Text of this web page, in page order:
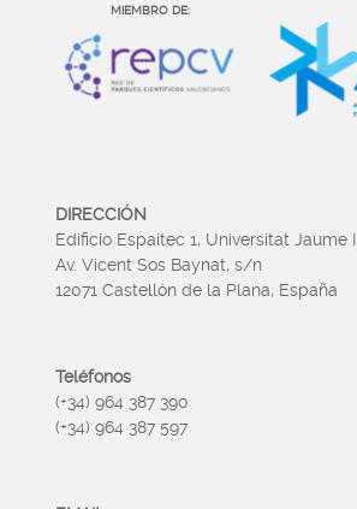
MIEMBRO DE:
DIRECCIÓN
Edificio Espaitec 1, Universitat Jaume I
Av. Vicent Sos Baynat, s/n
12071 Castellón de la Plana, España
Teléfonos
(+34) 964 387 390
(+34) 964 387 597